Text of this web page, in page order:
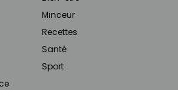
Minceur
Recettes
Santé
Sport